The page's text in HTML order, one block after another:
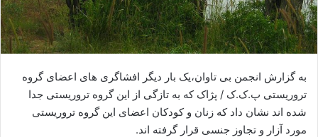
به گزارش انجمن بی تاوان،یک بار دیگر افشاگری های اعضای گروه
تروریستی پ.ک.ک / پژاک که به تازگی از این گروه تروریستی جدا
شده اند نشان داد که زنان و کودکان اعضای این گروه تروریستی
مورد آزار و تجاوز جنسی قرار گرفته اند.